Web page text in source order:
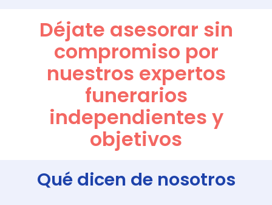
Déjate asesorar sin
compromiso por
nuestros expertos
funerarios
independientes y
objetivos
Qué dicen de nosotros